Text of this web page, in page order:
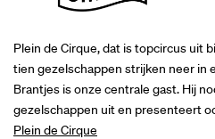
Plein de Cirque, dat is topcircus uit
tien gezelschappen strijken neer in
Brantjes is onze centrale gast. Hij
gezelschappen uit en presenteert
Plein de Cirque